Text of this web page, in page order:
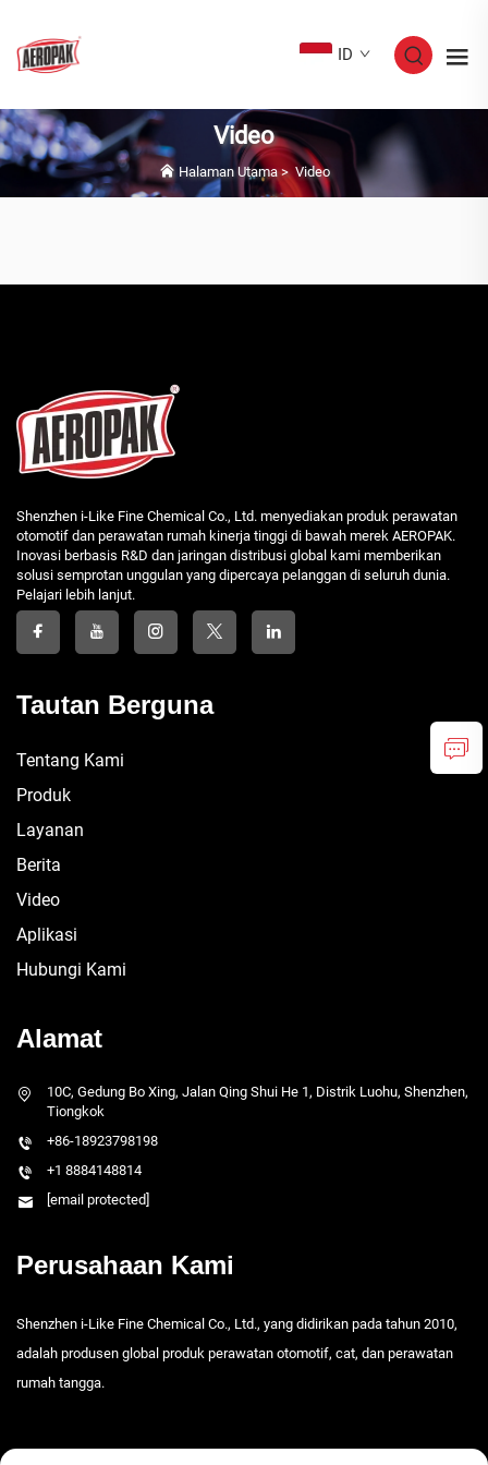
ID
Video
Halaman Utama>Video
Shenzhen i-Like Fine Chemical Co., Ltd. menyediakan produk perawatan
otomotif dan perawatan rumah kinerja tinggi di bawah merek AEROPAK.
Inovasi berbasis R&D dan jaringan distribusi global kami memberikan
solusi semprotan unggulan yang dipercaya pelanggan di seluruh dunia.
Pelajari lebih lanjut.
Tautan Berguna
Tentang Kami
Produk
Layanan
Berita
Video
Aplikasi
Hubungi Kami
Alamat
10C, Gedung Bo Xing, Jalan Qing Shui He 1, Distrik Luohu, Shenzhen,
Tiongkok
+86-18923798198
+1 8884148814
[email protected]
Perusahaan Kami
Shenzhen i-Like Fine Chemical Co., Ltd., yang didirikan pada tahun 2010,
adalah produsen global produk perawatan otomotif, cat, dan perawatan
rumah tangga.